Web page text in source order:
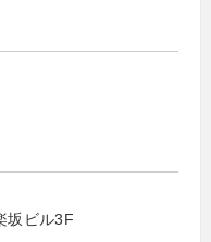
坂ビル3F